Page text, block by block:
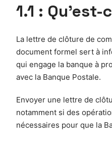
1.1 :
La lettre de clôture de
document formel sert à
qui engage la banque à
avec la Banque Postale.
Envoyer une lettre de
notamment si des
nécessaires pour que la